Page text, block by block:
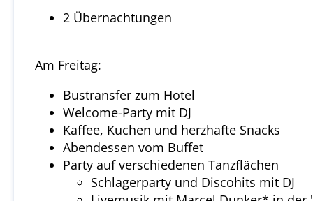
2 Übernachtungen
Am Freitag:
Bustransfer zum Hotel
Welcome-Party mit DJ
Kaffee, Kuchen und herzhafte Snacks
Abendessen vom Buffet
Party auf verschiedenen Tanzflächen
Schlagerparty und Discohits mit DJ